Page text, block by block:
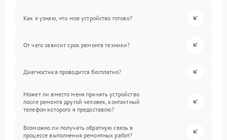
Как я узнаю, что мое устройство готово?
От чего зависит срок ремонта техники?
Диагностика проводится бесплатно?
Может ли вместо меня принять устройство
после ремонта другой человек, контактный
телефон которого я предоставлю?
Возможно ли получать обратную связь в
процессе выполнения ремонтных работ?